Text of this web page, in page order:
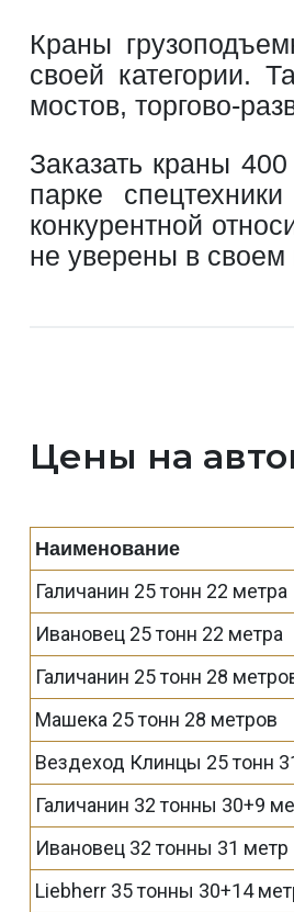
Краны
своей категории.
мостов, торгово-
Заказать краны
парке
конкурентной
не уверены в
Цены на
Наименование
Галичанин 25 тонн 22 метра
Ивановец 25 тонн 22 метра
Галичанин 25 тонн 28
Машека 25 тонн 28 метров
Вездеход Клинцы 25 тонн
Галичанин 32 тонны 30+9
Ивановец 32 тонны 31 метр
Liebherr 35 тонны 30+14